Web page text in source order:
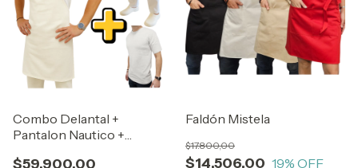
Combo Delantal +
Pantalon Nautico +
$59.900,00
Faldón Mistela
$14.506,00
$17.800,00
19% OFF